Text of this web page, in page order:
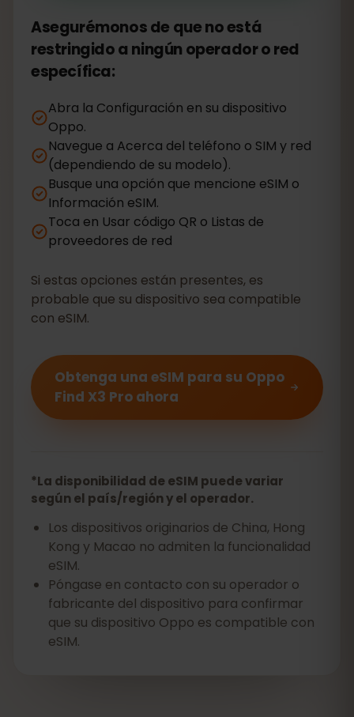
Asegurémonos de que no está
restringido a ningún operador o red
específica:
Abra la Configuración en su dispositivo
Oppo.
Navegue a Acerca del teléfono o SIM y red
(dependiendo de su modelo).
Busque una opción que mencione eSIM o
Información eSIM.
Toca en Usar código QR o Listas de
proveedores de red
Si estas opciones están presentes, es
probable que su dispositivo sea compatible
con eSIM.
Obtenga una eSIM para su Oppo
Find X3 Pro ahora
*La disponibilidad de eSIM puede variar
según el país/región y el operador.
Los dispositivos originarios de China, Hong
Kong y Macao no admiten la funcionalidad
eSIM.
Póngase en contacto con su operador o
fabricante del dispositivo para confirmar
que su dispositivo Oppo es compatible con
eSIM.